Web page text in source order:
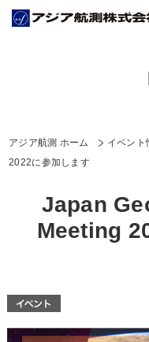
アジア航測 ホーム イベント
2022に参加します
Japan
Meeting